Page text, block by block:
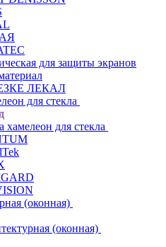
для защиты экранов
ЛЕКАЛ
для стекла
хамелеон для стекла
(оконная)
(оконная)